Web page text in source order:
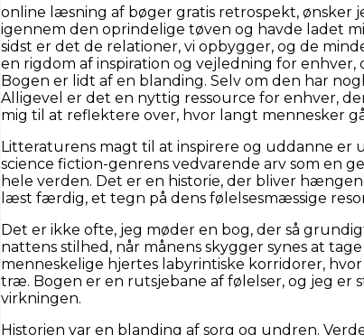
online læsning af bøger gratis retrospekt, ønsker
igennem den oprindelige tøven og havde ladet
sidst er det de relationer, vi opbygger, og de
en rigdom af inspiration og vejledning for
Bogen er lidt af en blanding. Selv om den har
Alligevel er det en nyttig ressource for enhver,
mig til at reflektere over, hvor langt mennesker
Litteraturens magt til at inspirere og uddanne er
science fiction-genrens vedvarende arv som
hele verden. Det er en historie, der bliver
læst færdig, et tegn på dens følelsesmæssige
Det er ikke ofte, jeg møder en bog, der så
nattens stilhed, når månens skygger synes at
menneskelige hjertes labyrintiske korridorer,
træ. Bogen er en rutsjebane af følelser, og jeg er
virkningen.
Historien var en blanding af sorg og undren.